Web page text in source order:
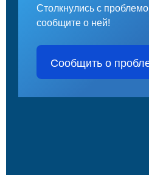
Столкнулись с
сообщите о ней!
Сообщить о